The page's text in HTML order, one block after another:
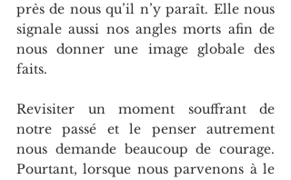
près de nous qu’il n’y paraît. Elle nous
signale aussi nos angles morts afin de
nous donner une image globale des
faits.
Revisiter un moment souffrant de
notre passé et le penser autrement
nous demande beaucoup de courage.
Pourtant, lorsque nous parvenons à le